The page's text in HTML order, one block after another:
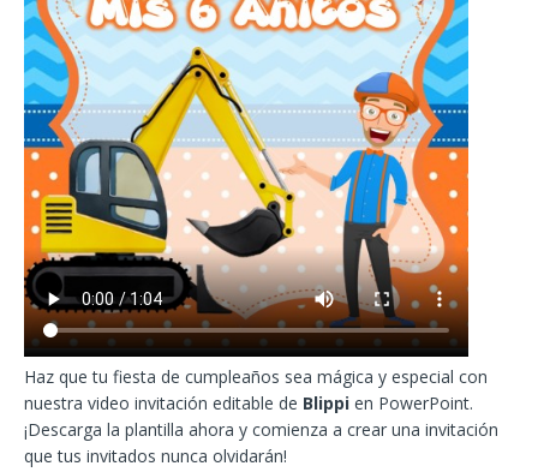
Haz que tu fiesta de cumpleaños sea mágica y especial con
nuestra video invitación editable de Blippi en PowerPoint.
¡Descarga la plantilla ahora y comienza a crear una invitación
que tus invitados nunca olvidarán!